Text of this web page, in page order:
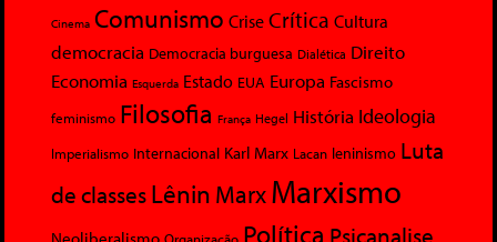
Cinema Comunismo Crise Crítica Cultura
democracia Democracia burguesa Dialética Direito
Economia Esquerda Estado EUA Europa Fascismo
feminismo Filosofia França Hegel História Ideologia
Imperialismo Internacional Karl Marx Lacan leninismo Luta
de classesLênin MarxMarxismo
Neoliberalismo Organização Política Psicanalise